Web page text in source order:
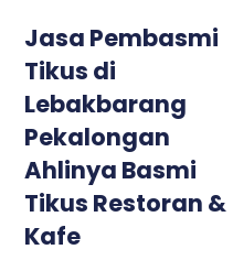
Jasa Pembasmi
Tikus di
Lebakbarang
Pekalongan
Ahlinya Basmi
Tikus Restoran &
Kafe